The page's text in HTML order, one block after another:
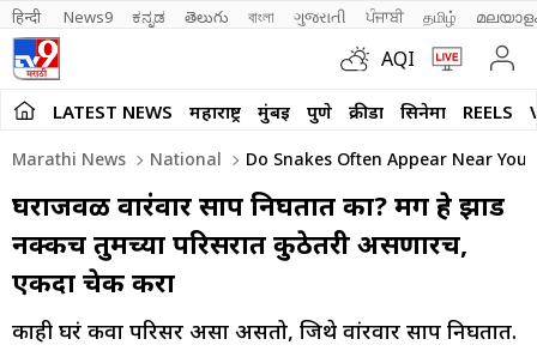
हिन्दी News9 ಕನ್ನಡ తెలుగు বাংলা ગુજરાતી ਪੰਜਾਬੀ தமிழ்
AQI
LATEST NEWS महाराष्ट्र मुंबई पुणे क्रीडा सिनेमा REELS
Marathi News National Do Snakes Often Appear Near
घराजवळ वारंवार साप निघतात का? मग हे झाड
नक्कीच तुमच्या परिसरात कुठेतरी असणारच,
एकदा चेक करा
काही घरं किंवा परिसर असा असतो, जिथे वांरवार साप निघतात.